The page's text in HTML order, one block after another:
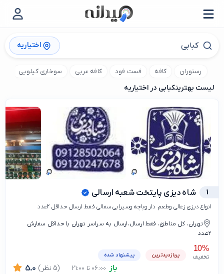
اختیاریه
رستوران کافه فست فود کافه عربی سوخاری کیلویی
لیست بهترینکبابی در اختیاریه
1 شاه دیزی پایتخت شعبه ارسالی
انواع دیزی زغالی وطعم دار وپاچه وسیرابی سفالی فقط ارسال حداقل 2عدد
تهران، کل مناطق، فقط ارسال،ارسال به سراسر تهران با حداقل سفارش
2عدد
10%
تخفیف پربازدیدترین پیشنهاد شده
باز 5.0 (5 نظر)